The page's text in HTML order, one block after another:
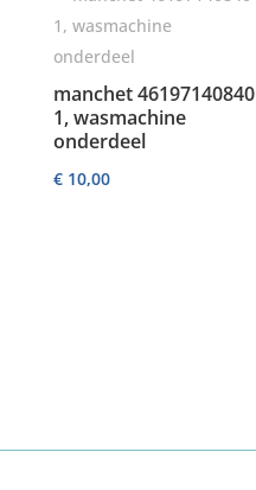
manchet 46197140840
1, wasmachine
onderdeel
€10,00